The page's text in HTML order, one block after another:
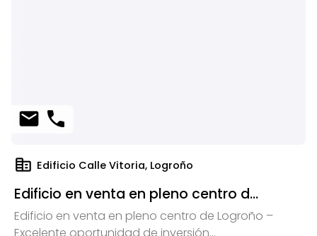
mail phone
corporate_fare Edificio Calle Vitoria, Logroño
Edificio en venta en pleno centro d...
Edificio en venta en pleno centro de Logroño –